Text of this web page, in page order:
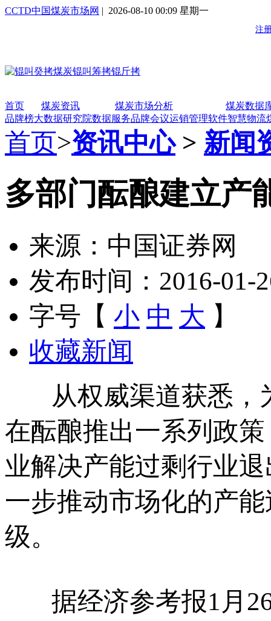
CCTD中国煤炭市场网 | 2026-08-10 00:09 星期一
首页 煤炭资讯 煤炭市场分析
煤炭数据
品牌榜大数据研究院数据服务品牌会议运销管理软件智慧物流
首页>资讯中心> 新闻
多部门酝酿建立产
来源：中国证券网
发布时间：2016-01-
字号【 小 中 大 】
收藏新闻
从权威渠道获悉，
在酝酿推出一系列政
业解决产能过剩行业
一步推动市场化的产
级。
据经济参考报1月26